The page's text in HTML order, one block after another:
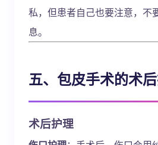
私，但患者自己也要注意，不
息。
五、包皮手术的术
术后护理